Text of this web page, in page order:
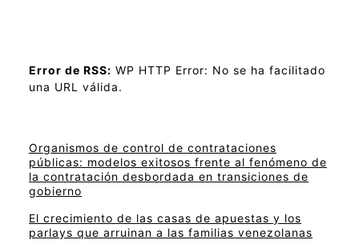
Error de RSS: WP HTTP Error: No se ha facilitado
una URL válida.
Organismos de control de contrataciones
públicas: modelos exitosos frente al fenómeno de
la contratación desbordada en transiciones de
gobierno
El crecimiento de las casas de apuestas y los
parlays que arruinan a las familias venezolanas